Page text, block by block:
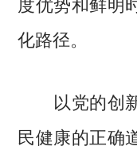
化路径。
以党的创新
民健康的正确